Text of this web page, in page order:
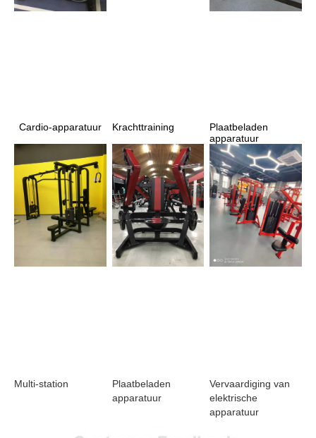
Cardio-apparatuur Krachttraining
Plaatbeladen
apparatuur
Multi-station
Plaatbeladen
apparatuur
Vervaardiging van
elektrische
apparatuur